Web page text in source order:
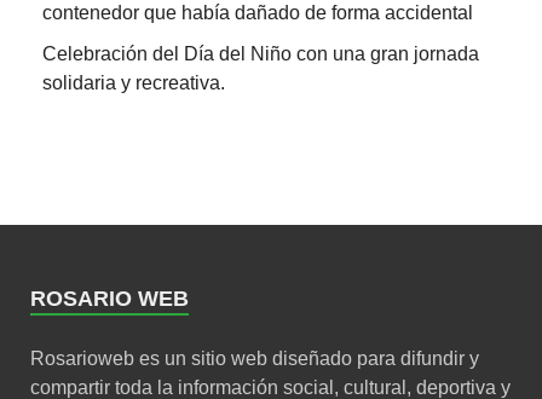
contenedor que había dañado de forma accidental
Celebración del Día del Niño con una gran jornada
solidaria y recreativa.
ROSARIO WEB
Rosarioweb es un sitio web diseñado para difundir y
compartir toda la información social, cultural, deportiva y